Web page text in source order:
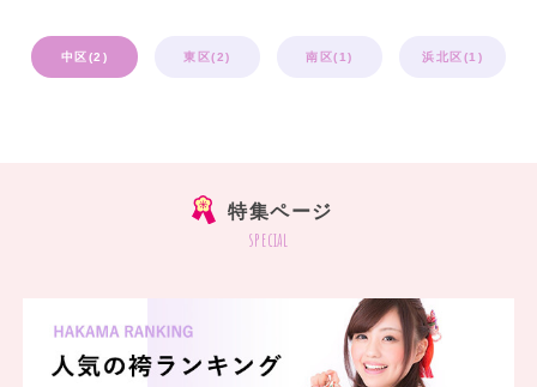
中区(2) 東区(2) 南区(1) 浜北区(1)
特集ページ
special